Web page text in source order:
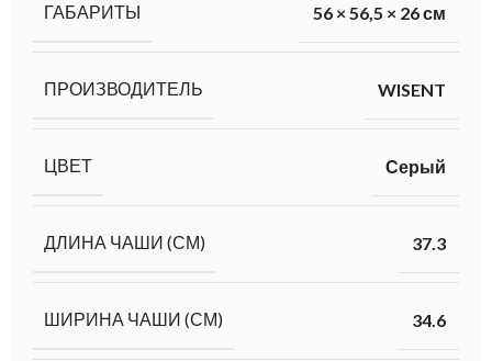
ГАБАРИТЫ 56 × 56,5 × 26 см
ПРОИЗВОДИТЕЛЬ WISENT
ЦВЕТ Серый
ДЛИНА ЧАШИ (СМ) 37.3
ШИРИНА ЧАШИ (СМ) 34.6